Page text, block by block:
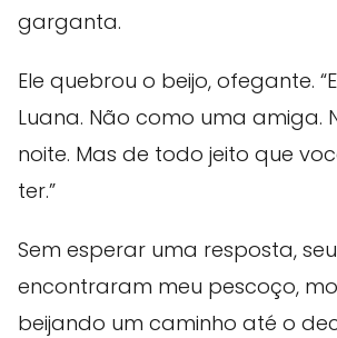
garganta.
Ele quebrou o beijo, ofegante.
Luana. Não como uma amiga.
noite. Mas de todo jeito que
ter.”
Sem esperar uma resposta,
encontraram meu pescoço,
beijando um caminho até o